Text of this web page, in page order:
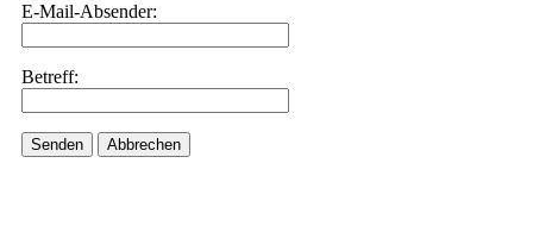
E-Mail-Absender:
Betreff:
Senden Abbrechen